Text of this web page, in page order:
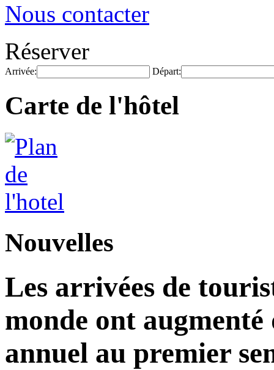
Nous contacter
Réserver
Arrivée: Départ:
Carte de l'hôtel
Nouvelles
Les arrivées de
monde ont
annuel au premier